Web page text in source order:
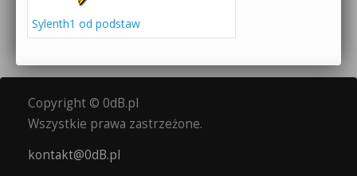
Sylenth1 od podstaw
Copyright © 0dB.pl
Wszystkie prawa zastrzeżone.
kontakt@0dB.pl